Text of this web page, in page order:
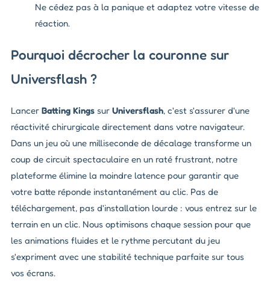
Ne cédez pas à la panique et adaptez votre vitesse de
réaction.
Pourquoi décrocher la couronne sur
Universflash ?
Lancer Batting Kings sur Universflash, c'est s'assurer d'une
réactivité chirurgicale directement dans votre navigateur.
Dans un jeu où une milliseconde de décalage transforme un
coup de circuit spectaculaire en un raté frustrant, notre
plateforme élimine la moindre latence pour garantir que
votre batte réponde instantanément au clic. Pas de
téléchargement, pas d'installation lourde : vous entrez sur le
terrain en un clic. Nous optimisons chaque session pour que
les animations fluides et le rythme percutant du jeu
s'expriment avec une stabilité technique parfaite sur tous
vos écrans.